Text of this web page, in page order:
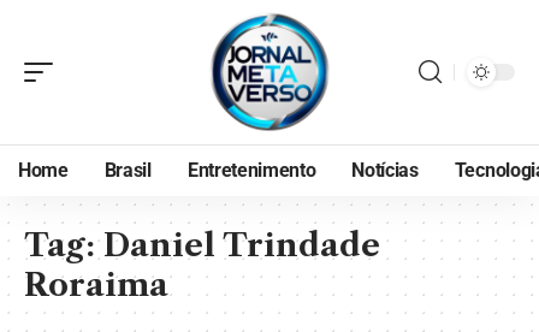
Home Brasil Entretenimento Notícias
Tag:Daniel Trindade
Roraima